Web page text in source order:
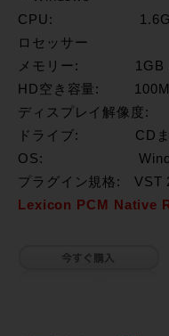
CPU: 1.6GHz以
ロセッサー
メモリー: 1GB
HD空き容量:
ディスプレイ解像度:
ドライブ: CDまた
OS: Windows
プラグイン規格: VST
Lexicon PCM Native